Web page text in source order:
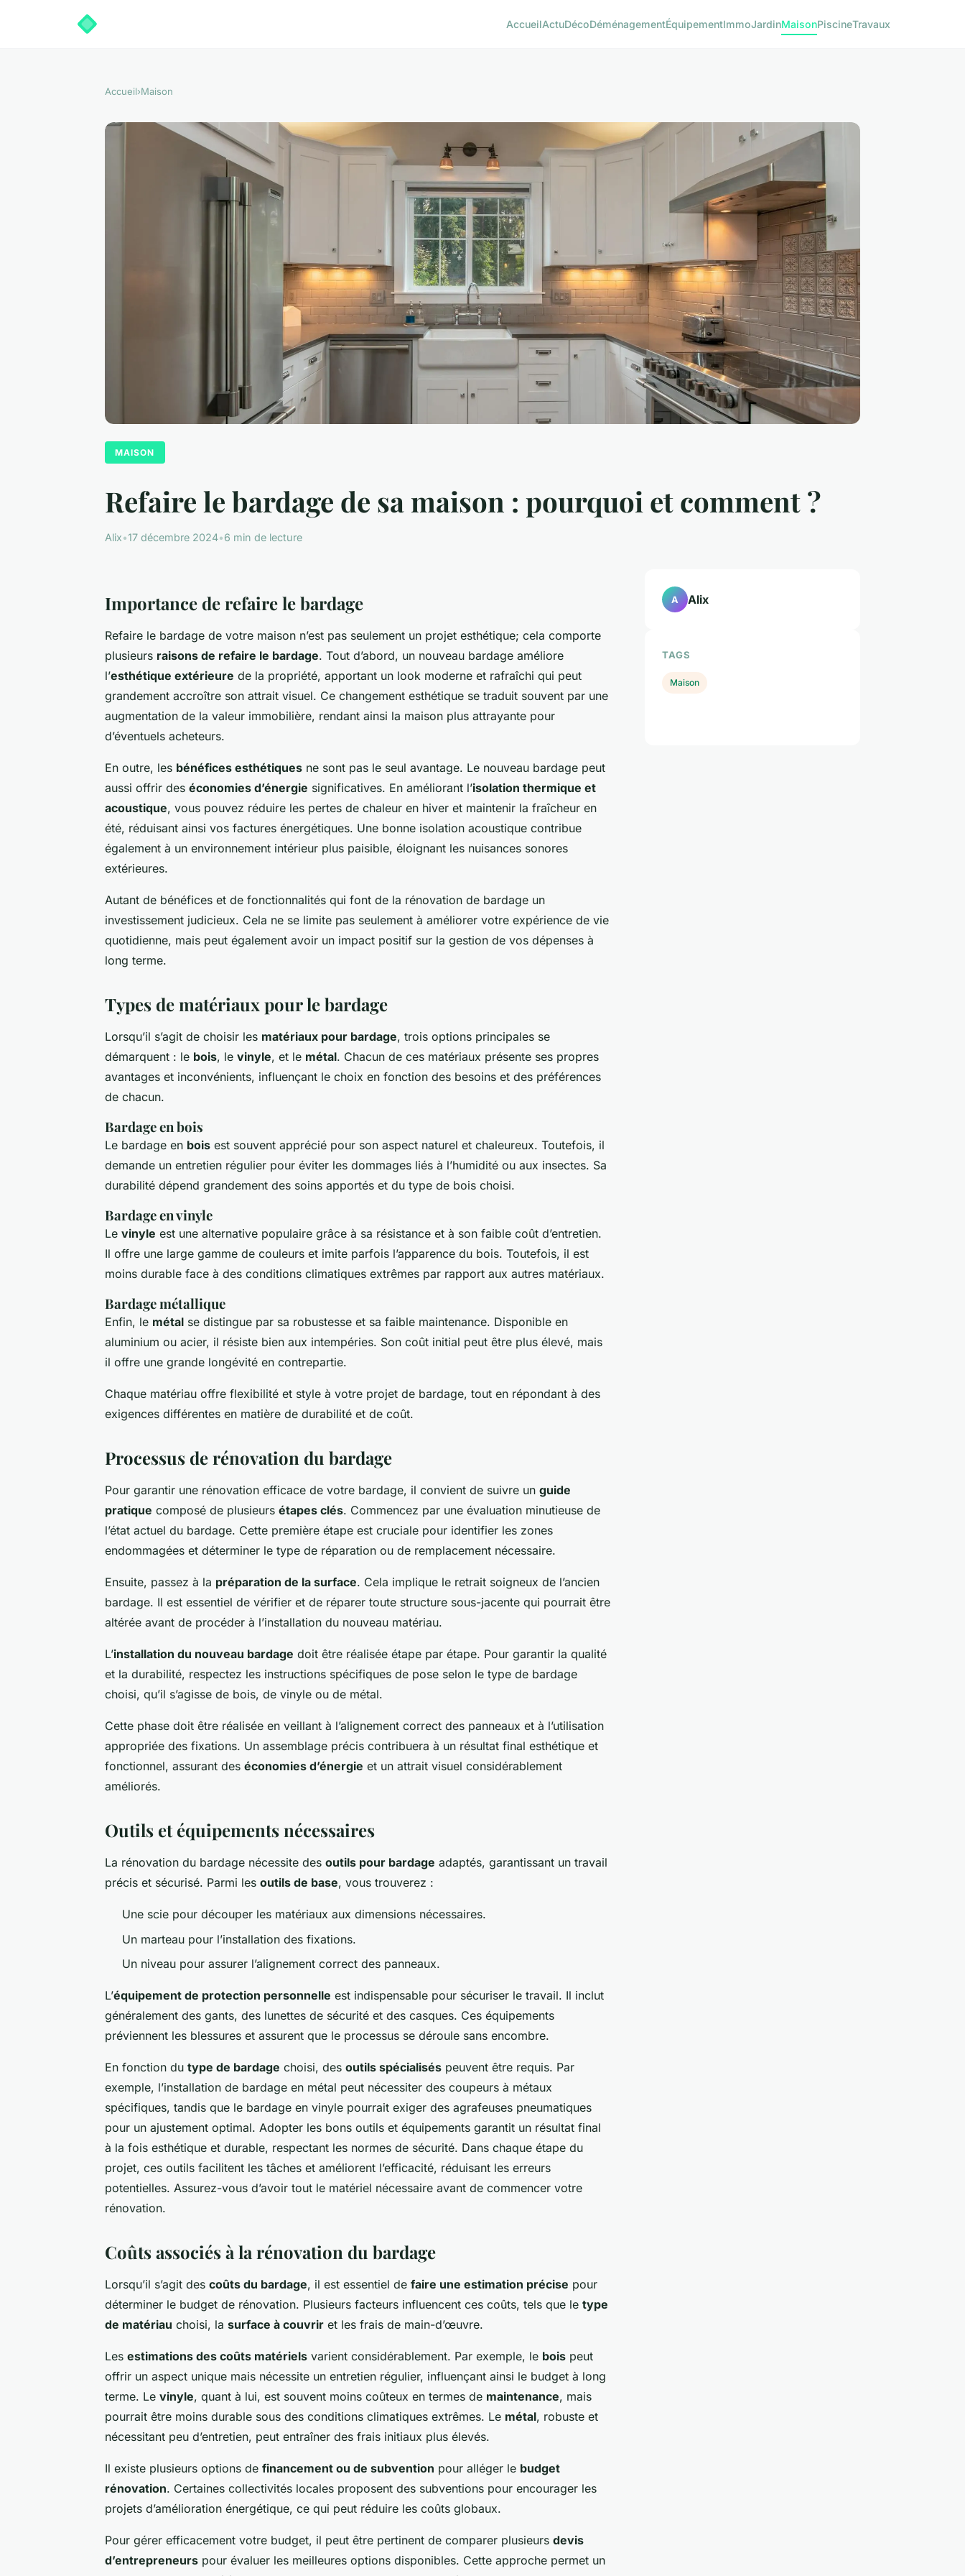
AccueilActuDécoDéménagementÉquipementImmoJardinMaisonPiscineTravaux
Accueil›Maison
MAISON
Refaire le bardage de sa maison : pourquoi et comment ?
Alix•17 décembre 2024•6 min de lecture
Importance de refaire le bardage
Refaire le bardage de votre maison n’est pas seulement un projet esthétique; cela comporte
plusieurs raisons de refaire le bardage. Tout d’abord, un nouveau bardage améliore
l’esthétique extérieure de la propriété, apportant un look moderne et rafraîchi qui peut
grandement accroître son attrait visuel. Ce changement esthétique se traduit souvent par une
augmentation de la valeur immobilière, rendant ainsi la maison plus attrayante pour
d’éventuels acheteurs.
En outre, les bénéfices esthétiques ne sont pas le seul avantage. Le nouveau bardage peut
aussi offrir des économies d’énergie significatives. En améliorant l’isolation thermique et
acoustique, vous pouvez réduire les pertes de chaleur en hiver et maintenir la fraîcheur en
été, réduisant ainsi vos factures énergétiques. Une bonne isolation acoustique contribue
également à un environnement intérieur plus paisible, éloignant les nuisances sonores
extérieures.
Autant de bénéfices et de fonctionnalités qui font de la rénovation de bardage un
investissement judicieux. Cela ne se limite pas seulement à améliorer votre expérience de vie
quotidienne, mais peut également avoir un impact positif sur la gestion de vos dépenses à
long terme.
Types de matériaux pour le bardage
Lorsqu’il s’agit de choisir les matériaux pour bardage, trois options principales se
démarquent : le bois, le vinyle, et le métal. Chacun de ces matériaux présente ses propres
avantages et inconvénients, influençant le choix en fonction des besoins et des préférences
de chacun.
Bardage en bois
Le bardage en bois est souvent apprécié pour son aspect naturel et chaleureux. Toutefois, il
demande un entretien régulier pour éviter les dommages liés à l’humidité ou aux insectes. Sa
durabilité dépend grandement des soins apportés et du type de bois choisi.
Bardage en vinyle
Le vinyle est une alternative populaire grâce à sa résistance et à son faible coût d’entretien.
Il offre une large gamme de couleurs et imite parfois l’apparence du bois. Toutefois, il est
moins durable face à des conditions climatiques extrêmes par rapport aux autres matériaux.
Bardage métallique
Enfin, le métal se distingue par sa robustesse et sa faible maintenance. Disponible en
aluminium ou acier, il résiste bien aux intempéries. Son coût initial peut être plus élevé, mais
il offre une grande longévité en contrepartie.
Chaque matériau offre flexibilité et style à votre projet de bardage, tout en répondant à des
exigences différentes en matière de durabilité et de coût.
Processus de rénovation du bardage
Pour garantir une rénovation efficace de votre bardage, il convient de suivre un guide
pratique composé de plusieurs étapes clés. Commencez par une évaluation minutieuse de
l’état actuel du bardage. Cette première étape est cruciale pour identifier les zones
endommagées et déterminer le type de réparation ou de remplacement nécessaire.
Ensuite, passez à la préparation de la surface. Cela implique le retrait soigneux de l’ancien
bardage. Il est essentiel de vérifier et de réparer toute structure sous-jacente qui pourrait être
altérée avant de procéder à l’installation du nouveau matériau.
L’installation du nouveau bardage doit être réalisée étape par étape. Pour garantir la qualité
et la durabilité, respectez les instructions spécifiques de pose selon le type de bardage
choisi, qu’il s’agisse de bois, de vinyle ou de métal.
Cette phase doit être réalisée en veillant à l’alignement correct des panneaux et à l’utilisation
appropriée des fixations. Un assemblage précis contribuera à un résultat final esthétique et
fonctionnel, assurant des économies d’énergie et un attrait visuel considérablement
améliorés.
Outils et équipements nécessaires
La rénovation du bardage nécessite des outils pour bardage adaptés, garantissant un travail
précis et sécurisé. Parmi les outils de base, vous trouverez :
Une scie pour découper les matériaux aux dimensions nécessaires.
Un marteau pour l’installation des fixations.
Un niveau pour assurer l’alignement correct des panneaux.
L’équipement de protection personnelle est indispensable pour sécuriser le travail. Il inclut
généralement des gants, des lunettes de sécurité et des casques. Ces équipements
préviennent les blessures et assurent que le processus se déroule sans encombre.
En fonction du type de bardage choisi, des outils spécialisés peuvent être requis. Par
exemple, l’installation de bardage en métal peut nécessiter des coupeurs à métaux
spécifiques, tandis que le bardage en vinyle pourrait exiger des agrafeuses pneumatiques
pour un ajustement optimal. Adopter les bons outils et équipements garantit un résultat final
à la fois esthétique et durable, respectant les normes de sécurité. Dans chaque étape du
projet, ces outils facilitent les tâches et améliorent l’efficacité, réduisant les erreurs
potentielles. Assurez-vous d’avoir tout le matériel nécessaire avant de commencer votre
rénovation.
Coûts associés à la rénovation du bardage
Lorsqu’il s’agit des coûts du bardage, il est essentiel de faire une estimation précise pour
déterminer le budget de rénovation. Plusieurs facteurs influencent ces coûts, tels que le type
de matériau choisi, la surface à couvrir et les frais de main-d’œuvre.
Les estimations des coûts matériels varient considérablement. Par exemple, le bois peut
offrir un aspect unique mais nécessite un entretien régulier, influençant ainsi le budget à long
terme. Le vinyle, quant à lui, est souvent moins coûteux en termes de maintenance, mais
pourrait être moins durable sous des conditions climatiques extrêmes. Le métal, robuste et
nécessitant peu d’entretien, peut entraîner des frais initiaux plus élevés.
Il existe plusieurs options de financement ou de subvention pour alléger le budget
rénovation. Certaines collectivités locales proposent des subventions pour encourager les
projets d’amélioration énergétique, ce qui peut réduire les coûts globaux.
Pour gérer efficacement votre budget, il peut être pertinent de comparer plusieurs devis
d’entrepreneurs pour évaluer les meilleures options disponibles. Cette approche permet un
A Alix
TAGS
Maison